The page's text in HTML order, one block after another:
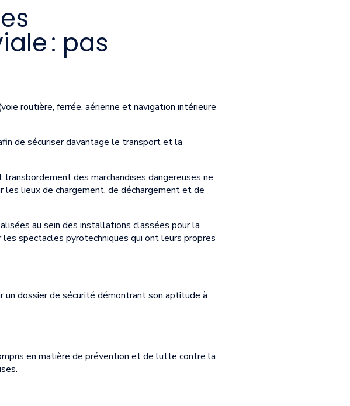
: pas
routière, ferrée, aérienne et navigation intérieure
de sécuriser davantage le transport et la
des marchandises dangereuses ne
les lieux de chargement, de déchargement et de
au sein des installations classées pour la
spectacles pyrotechniques qui ont leurs propres
dossier de sécurité démontrant son aptitude à
en matière de prévention et de lutte contre la